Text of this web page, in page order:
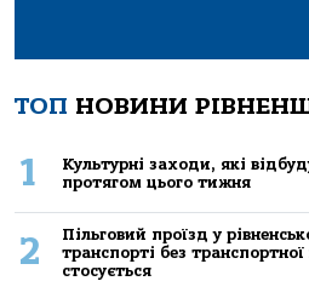
ТОП НОВИНИ
1
Культурні заходи, які
протягом цього тижня
2
Пільговий проїзд у
транспорті без
стосується